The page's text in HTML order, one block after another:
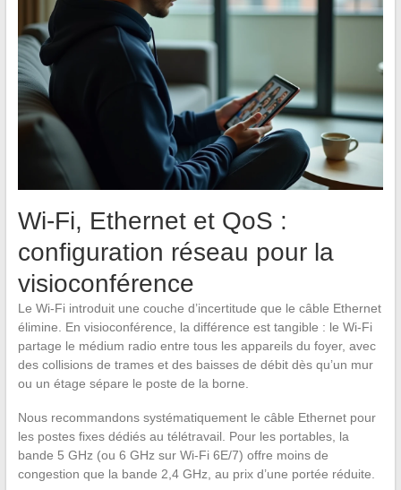
Wi-Fi, Ethernet et QoS :
configuration réseau pour la
visioconférence
Le Wi-Fi introduit une couche d’incertitude que le câble Ethernet
élimine. En visioconférence, la différence est tangible : le Wi-Fi
partage le médium radio entre tous les appareils du foyer, avec
des collisions de trames et des baisses de débit dès qu’un mur
ou un étage sépare le poste de la borne.
Nous recommandons systématiquement le câble Ethernet pour
les postes fixes dédiés au télétravail. Pour les portables, la
bande 5 GHz (ou 6 GHz sur Wi-Fi 6E/7) offre moins de
congestion que la bande 2,4 GHz, au prix d’une portée réduite.